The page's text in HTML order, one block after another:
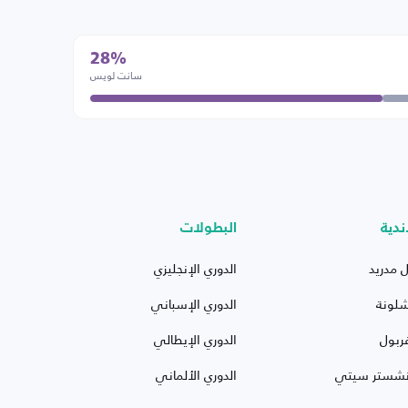
28%
سانت لويس
مدريد
سيتي
البطولات
الدوري الإنجليزي
الدوري الإسباني
الدوري الإيطالي
الدوري الألماني